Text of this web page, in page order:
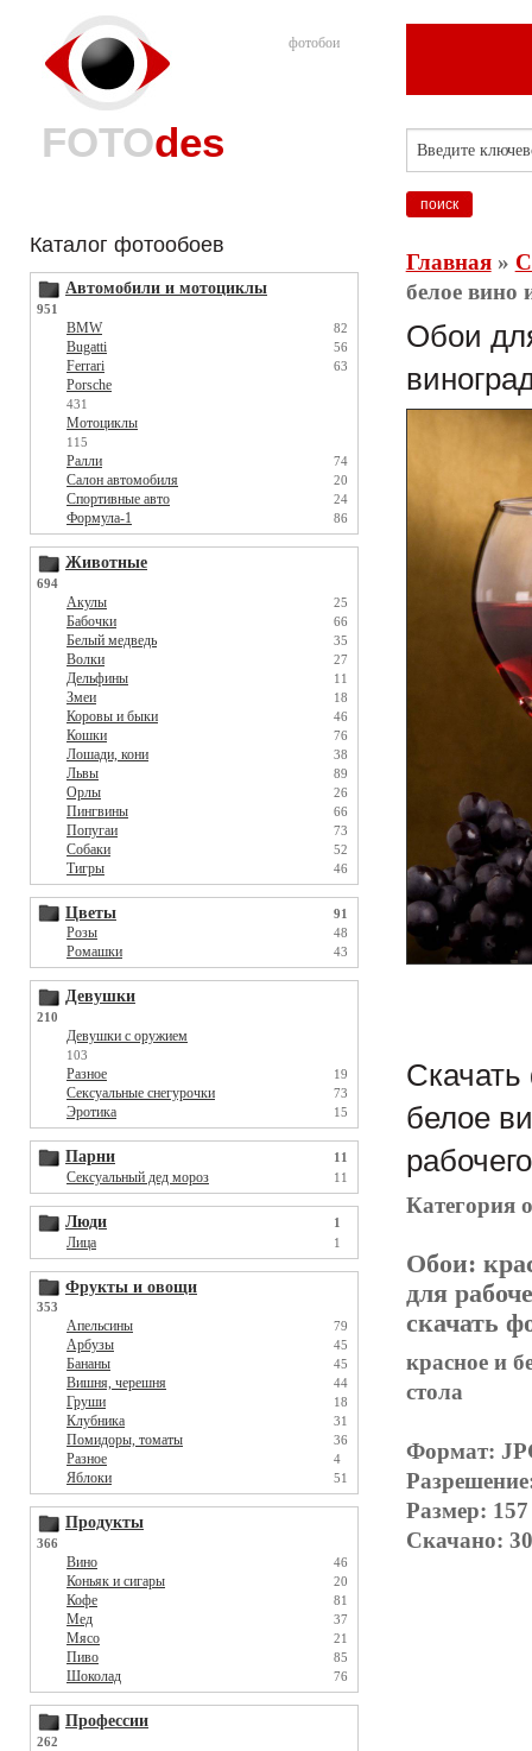
фотобои
FOTOdes
Каталог фотообоев
Автомобили и мотоциклы
951
BMW 82
Bugatti 56
Ferrari 63
Porsche
431
Мотоциклы
115
Ралли 74
Салон автомобиля 20
Спортивные авто 24
Формула-1 86
Животные
694
Акулы 25
Бабочки 66
Белый медведь 35
Волки 27
Дельфины 11
Змеи 18
Коровы и быки 46
Кошки 76
Лошади, кони 38
Львы 89
Орлы 26
Пингвины 66
Попугаи 73
Собаки 52
Тигры 46
Цветы 91
Розы 48
Ромашки 43
Девушки
210
Девушки с оружием
103
Разное 19
Сексуальные снегурочки 73
Эротика 15
Парни 11
Сексуальный дед мороз 11
Люди 1
Лица 1
Фрукты и овощи
353
Апельсины 79
Арбузы 45
Бананы 45
Вишня, черешня 44
Груши 18
Клубника 31
Помидоры, томаты 36
Разное 4
Яблоки 51
Продукты
366
Вино 46
Коньяк и сигары 20
Кофе 81
Мед 37
Мясо 21
Пиво 85
Шоколад 76
Профессии
262
Главная»
белое вино
Обои
Скачать
белое
Категория
Обои:
для
скачать
красное и
стола
Формат:
Размер:
Скачано: